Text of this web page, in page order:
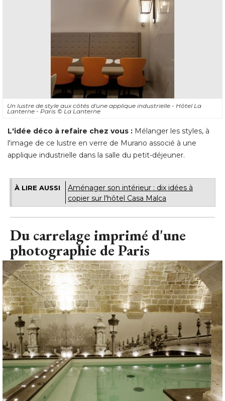
Un lustre de style aux côtés d'une applique industrielle - Hôtel La
Lanterne - Paris © La Lanterne
L'idée déco à refaire chez vous : Mélanger les styles, à
l'image de ce lustre en verre de Murano associé à une
applique industrielle dans la salle du petit-déjeuner.
À LIRE AUSSI
Aménager son intérieur : dix idées à
copier sur l'hôtel Casa Malca
Du carrelage imprimé d'une
photographie de Paris